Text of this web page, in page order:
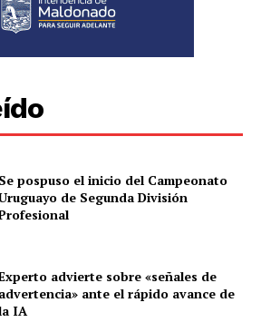
Se pospuso el inicio del Campeonato
de Segunda División
advierte sobre «señales de
advertencia» ante el rápido avance de
IA